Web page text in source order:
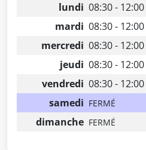
lundi 08:30 -
mardi 08:30 -
mercredi 08:30 -
jeudi 08:30 -
vendredi 08:30 -
samedi FERMÉ
dimanche FERMÉ